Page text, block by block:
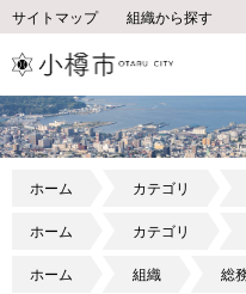
サイトマップ 組織から探す
ホーム カテゴリ
ホーム カテゴリ
ホーム 組織 総